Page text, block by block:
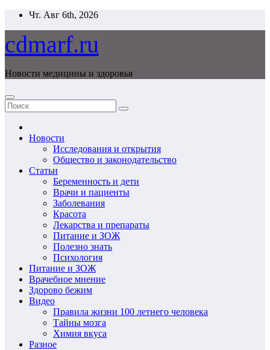
Перейти
содержимому
Чт. Авг 6th, 2026
cdmarf.ru
Новости медицины и здоровья
Новости
Исследования и открытия
Общество и законодательство
Статьи
Беременность и дети
Врачи и пациенты
Заболевания
Красота
Лекарства и препараты
Питание и ЗОЖ
Полезно знать
Психология
Питание и ЗОЖ
Врачебное мнение
Здорово бежим
Видео
Правила жизни 100 летнего человека
Тайны мозга
Химия вкуса
Разное